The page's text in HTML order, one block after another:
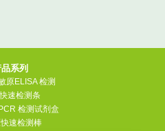
系列
原ELISA 检测
速检测条
检测试剂盒
速检测棒